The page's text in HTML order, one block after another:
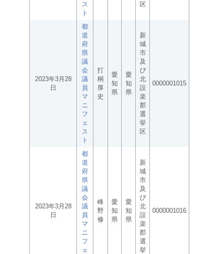
ス
ト
区
2023年3月28
日
都
道
府
県
議
会
議
員
マ
ニ
フ
ェ
ス
ト
打
桐
厚
史
愛
知
県
愛
知
県
新
城
市
及
び
北
設
楽
郡
選
挙
区
0000001015
2023年3月28
日
都
道
府
県
議
会
議
員
マ
ニ
フ
ェ
峰
野
修
愛
知
県
愛
知
県
新
城
市
及
び
北
設
楽
郡
選
挙
0000001016